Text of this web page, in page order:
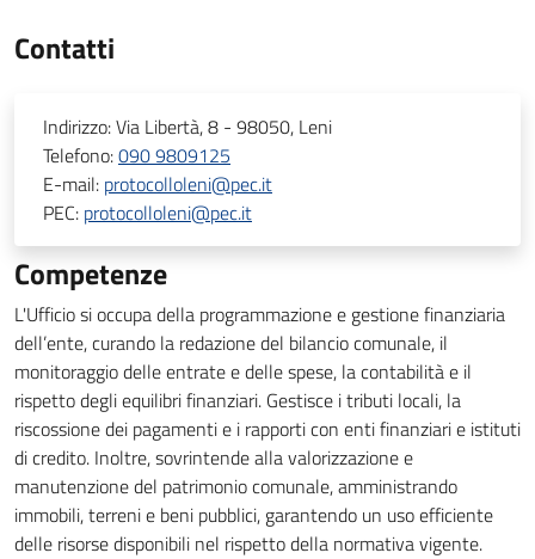
Contatti
Indirizzo:Via Libertà, 8 - 98050, Leni
Telefono:090 9809125
E-mail: protocolloleni@pec.it
PEC: protocolloleni@pec.it
Competenze
L'Ufficio si occupa della programmazione e gestione finanziaria
dell’ente, curando la redazione del bilancio comunale, il
monitoraggio delle entrate e delle spese, la contabilità e il
rispetto degli equilibri finanziari. Gestisce i tributi locali, la
riscossione dei pagamenti e i rapporti con enti finanziari e istituti
di credito. Inoltre, sovrintende alla valorizzazione e
manutenzione del patrimonio comunale, amministrando
immobili, terreni e beni pubblici, garantendo un uso efficiente
delle risorse disponibili nel rispetto della normativa vigente.